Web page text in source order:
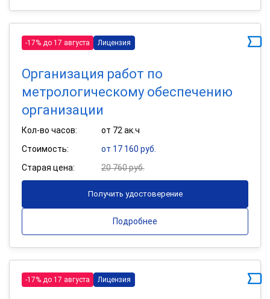
-17% до 17 августа Лицензия
Организация работ по
метрологическому обеспечению
организации
Кол-во часов:
от 72 ак.ч
Стоимость:
от 17 160 руб.
Старая цена:
20 760 руб.
Получить удостоверение
Подробнее
-17% до 17 августа Лицензия